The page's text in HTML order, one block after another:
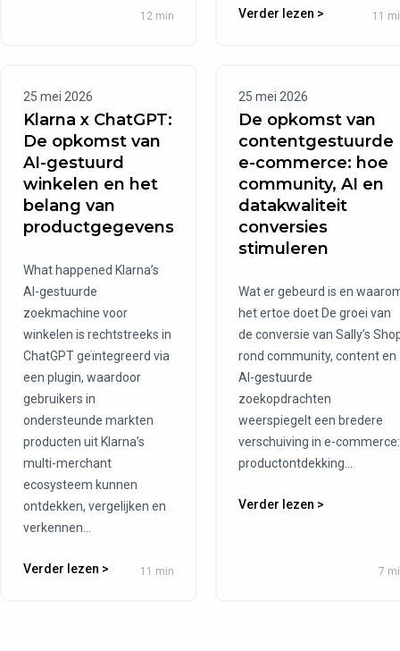
12 min Verder lezen > 11
25 mei 2026
Klarna x ChatGPT:
De opkomst van
AI-gestuurd
winkelen en het
belang van
productgegevens
What happened Klarna’s
AI-gestuurde
zoekmachine voor
winkelen is rechtstreeks in
ChatGPT geïntegreerd via
een plugin, waardoor
gebruikers in
ondersteunde markten
producten uit Klarna’s
multi-merchant
ecosysteem kunnen
ontdekken, vergelijken en
verkennen...
Verder lezen > 11 min
25 mei 2026
De opkomst van
contentgestuurde
e-commerce: hoe
community, AI en
datakwaliteit
conversies
stimuleren
Wat er gebeurd is en
het ertoe doet De groei van
de conversie van Sally’s
rond community, content en
AI-gestuurde
zoekopdrachten
weerspiegelt een bredere
verschuiving in e-commerce:
productontdekking...
Verder lezen >
7